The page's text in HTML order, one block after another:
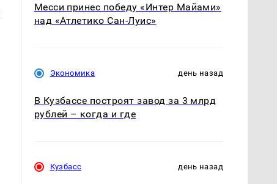
Месси принес победу «Интер Майами»
над «Атлетико Сан-Луис»
Экономика день назад
В Кузбассе построят завод за 3 млрд
рублей – когда и где
Кузбасс день назад